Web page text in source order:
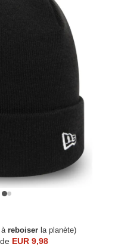
à reboiser la planète)
de EUR 9,98